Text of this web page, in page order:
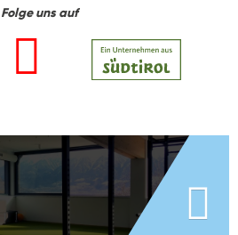
Folge uns auf